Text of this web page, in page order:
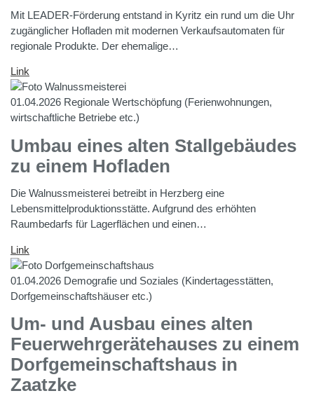
Mit LEADER-Förderung entstand in Kyritz ein rund um die Uhr
zugänglicher Hofladen mit modernen Verkaufsautomaten für
regionale Produkte. Der ehemalige…
Link
01.04.2026 Regionale Wertschöpfung (Ferienwohnungen,
wirtschaftliche Betriebe etc.)
Umbau eines alten Stallgebäudes
zu einem Hofladen
Die Walnussmeisterei betreibt in Herzberg eine
Lebensmittelproduktionsstätte. Aufgrund des erhöhten
Raumbedarfs für Lagerflächen und einen…
Link
01.04.2026 Demografie und Soziales (Kindertagesstätten,
Dorfgemeinschaftshäuser etc.)
Um- und Ausbau eines alten
Feuerwehrgerätehauses zu einem
Dorfgemeinschaftshaus in
Zaatzke